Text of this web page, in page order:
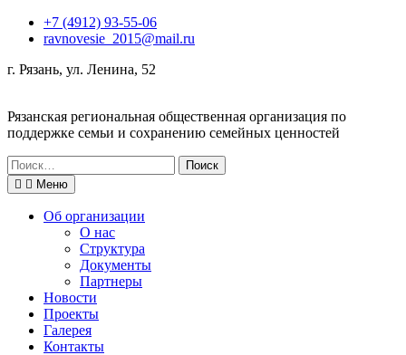
Перейти+7 (4912) 93-55-06
ravnovesie_2015@mail.ru
г. Рязань, ул. Ленина, 52
Рязанская региональная общественная организация по
поддержке семьи и сохранению семейных ценностей
Поиск
по:
Меню
Об организации
О нас
Структура
Документы
Партнеры
Новости
Проекты
Галерея
Контакты